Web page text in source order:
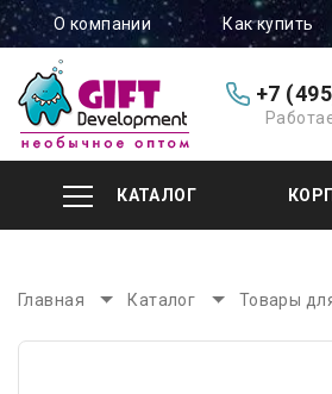
О компании Как купить
+7
КАТАЛОГ
Главная Каталог Товары